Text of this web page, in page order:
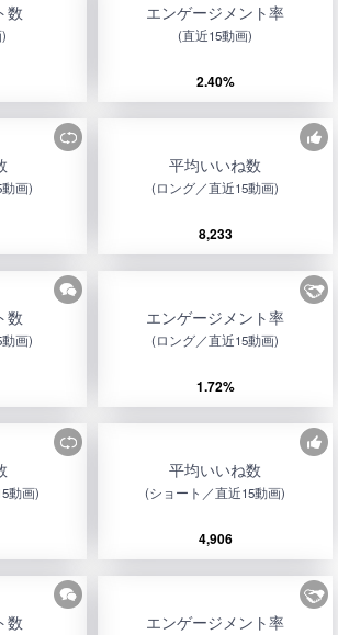
数 エンゲージメント率
(直近15動画)
2.40%
画)
平均いいね数
(ロング／直近15動画)
8,233
数
画)
エンゲージメント率
(ロング／直近15動画)
1.72%
動画)
平均いいね数
(ショート／直近15動画)
4,906
数 エンゲージメント率